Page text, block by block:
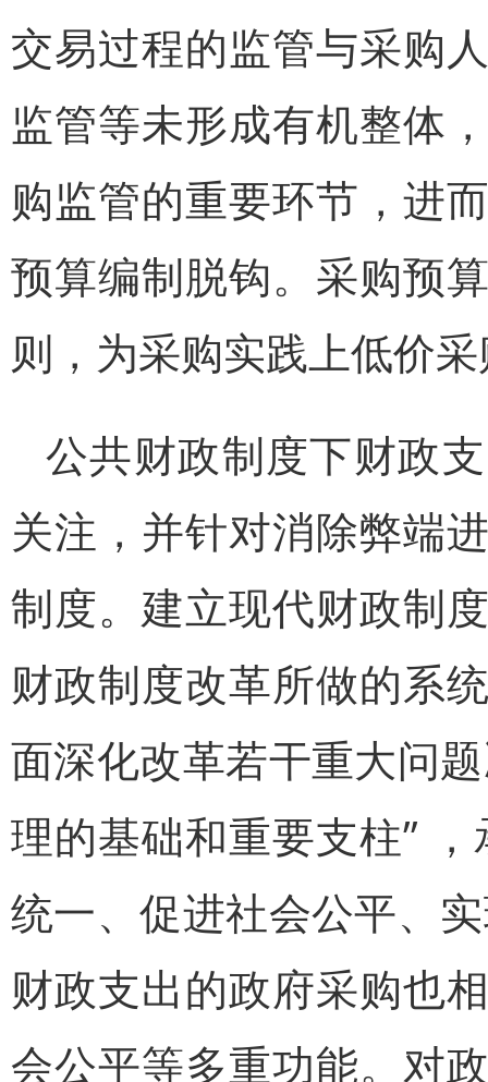
交易过程的监管与采购
监管等未形成有机整体
购监管的重要环节，进
预算编制脱钩。采购预
则，为采购实践上低价
公共财政制度下财政
关注，并针对消除弊端
制度。建立现代财政制
财政制度改革所做的系
面深化改革若干重大问
理的基础和重要支柱”
统一、促进社会公平、
财政支出的政府采购也
会公平等多重功能。对